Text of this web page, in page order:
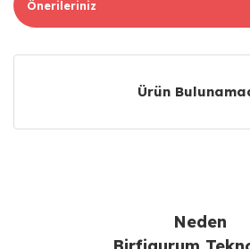
Önerileriniz
Ürün
Neden